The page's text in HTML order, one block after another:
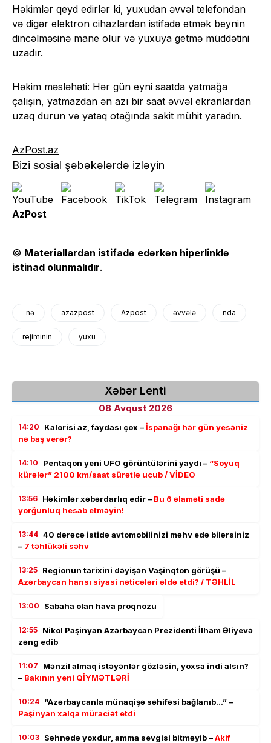
Həkimlər qeyd edirlər ki, yuxudan əvvəl telefondan
və digər elektron cihazlardan istifadə etmək beynin
dincəlməsinə mane olur və yuxuya getmə müddətini
uzadır.
Həkim məsləhəti: Hər gün eyni saatda yatmağa
çalışın, yatmazdan ən azı bir saat əvvəl ekranlardan
uzaq durun və yataq otağında sakit mühit yaradın.
AzPost.az
Bizi sosial şəbəkələrdə izləyin
AzPost
© Materiallardan istifadə edərkən hiperlinklə
istinad olunmalıdır.
-nə azazpost Azpost əvvələ nda
rejiminin yuxu
Xəbər Lenti
08 Avqust 2026
14:20 Kalorisi az, faydası çox –İspanağı hər gün yesəniz
nə baş verər?
14:10 Pentaqon yeni UFO görüntülərini yaydı – “Soyuq
kürələr” 2100 km/saat sürətlə uçub / VİDEO
13:56 Həkimlər xəbərdarlıq edir – Bu 6 əlaməti sadə
yorğunluq hesab etməyin!
13:44 40 dərəcə istidə avtomobilinizi məhv edə bilərsiniz
– 7 təhlükəli səhv
13:25 Regionun tarixini dəyişən Vaşinqton görüşü –
Azərbaycan hansı siyasi nəticələri əldə etdi? / TƏHLİL
13:00 Sabaha olan hava proqnozu
12:55 Nikol Paşinyan Azərbaycan Prezidenti İlham Əliyevə
zəng edib
11:07
Mənzil almaq istəyənlər gözləsin, yoxsa indi alsın?
– Bakının yeni QİYMƏTLƏRİ
10:24 “Azərbaycanla münaqişə səhifəsi bağlanıb…” –
Paşinyan xalqa müraciət etdi
10:03 Səhnədə yoxdur, amma sevgisi bitməyib –Akif